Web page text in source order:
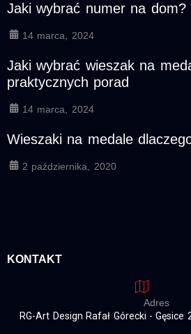
Jaki wybrać numer na dom?
14 marca, 2024
Jaki wybrać wieszak na
praktycznych porad
14 marca, 2024
Wieszaki na medale
2 października, 2020
KONTAKT
Adres
RG-Art Design Rafał Górecki -